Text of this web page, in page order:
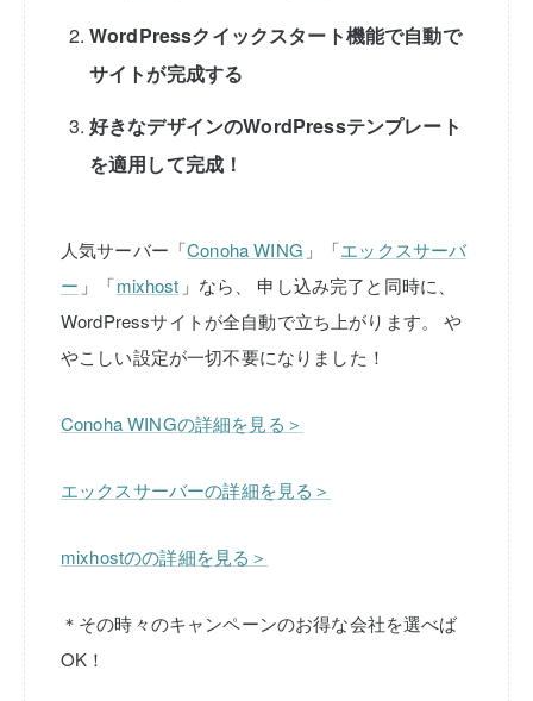
WordPressクイックスタート機能で自動で
サイトが完成する
好きなデザインのWordPressテンプレート
を適用して完成！
人気サーバー「Conoha WING 」「エックスサーバ
ー 」「mixhost 」なら、
申し込み完了と同時に、
WordPressサイトが全自動で立ち上がります。
や
やこしい設定が一切不要になりました！
Conoha WINGの詳細を見る＞
エックスサーバーの詳細を見る＞
mixhostのの詳細を見る＞
＊その時々のキャンペーンのお得な会社を選べば
OK！